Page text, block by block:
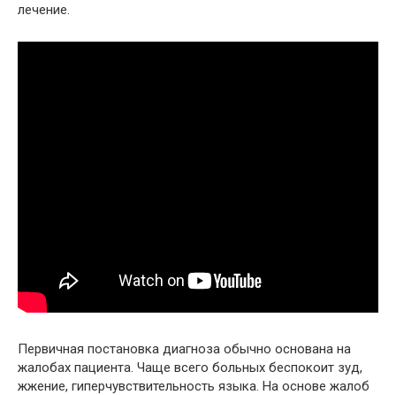
лечение.
Первичная постановка диагноза обычно основана на
жалобах пациента. Чаще всего больных беспокоит зуд,
жжение, гиперчувствительность языка. На основе жалоб